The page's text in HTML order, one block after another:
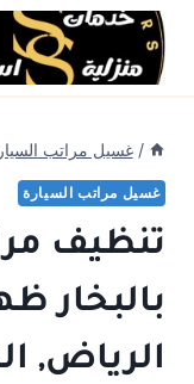
التجاوز
المحتوى
/ غسيل مراتب
غسيل مراتب السيارة
تنظيف
بالبخار
الرياض,